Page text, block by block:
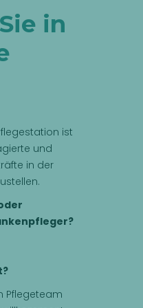
in
ist
und
in der
Pflegeteam